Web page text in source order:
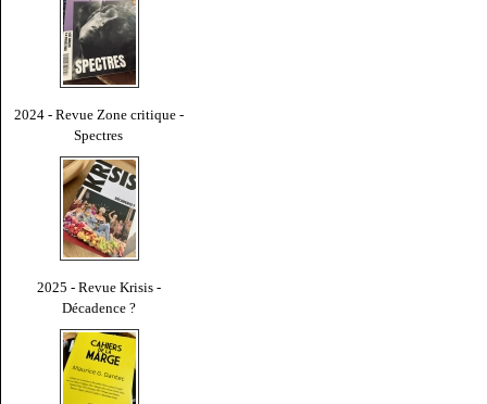
2024 - Revue Zone critique -
Spectres
2025 - Revue Krisis -
Décadence ?